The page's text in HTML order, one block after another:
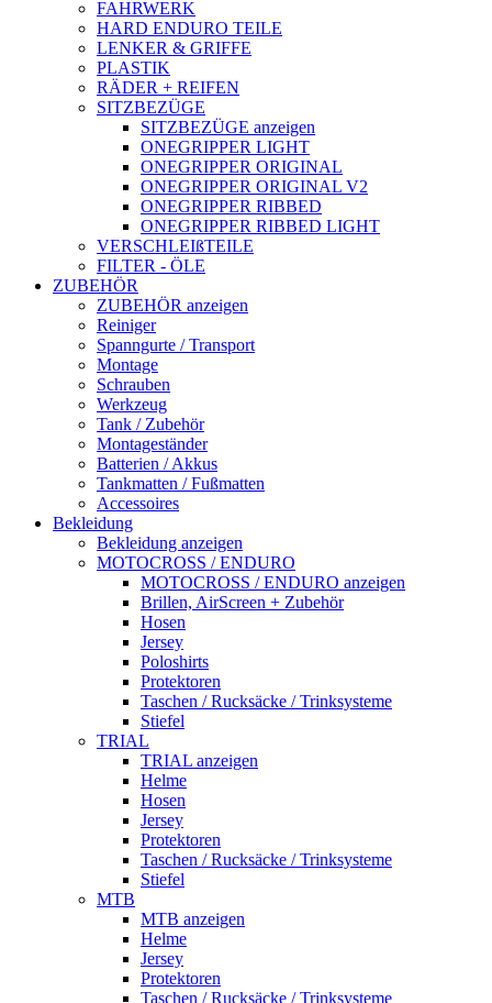
FAHRWERK
HARD ENDURO TEILE
LENKER & GRIFFE
PLASTIK
RÄDER + REIFEN
SITZBEZÜGE
SITZBEZÜGE anzeigen
ONEGRIPPER LIGHT
ONEGRIPPER ORIGINAL
ONEGRIPPER ORIGINAL V2
ONEGRIPPER RIBBED
ONEGRIPPER RIBBED LIGHT
VERSCHLEIßTEILE
FILTER - ÖLE
ZUBEHÖR
ZUBEHÖR anzeigen
Reiniger
Spanngurte / Transport
Montage
Schrauben
Werkzeug
Tank / Zubehör
Montageständer
Batterien / Akkus
Tankmatten / Fußmatten
Accessoires
Bekleidung
Bekleidung anzeigen
MOTOCROSS / ENDURO
MOTOCROSS / ENDURO anzeigen
Brillen, AirScreen + Zubehör
Hosen
Jersey
Poloshirts
Protektoren
Taschen / Rucksäcke / Trinksysteme
Stiefel
TRIAL
TRIAL anzeigen
Helme
Hosen
Jersey
Protektoren
Taschen / Rucksäcke / Trinksysteme
Stiefel
MTB
MTB anzeigen
Helme
Jersey
Protektoren
Taschen / Rucksäcke / Trinksysteme